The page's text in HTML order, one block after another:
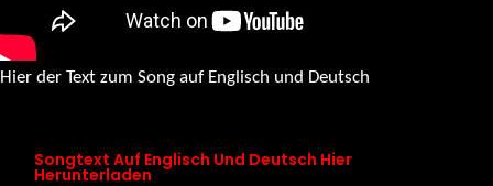
Hier der Text zum Song auf Englisch und Deutsch
Songtext Auf Englisch Und Deutsch Hier
Herunterladen